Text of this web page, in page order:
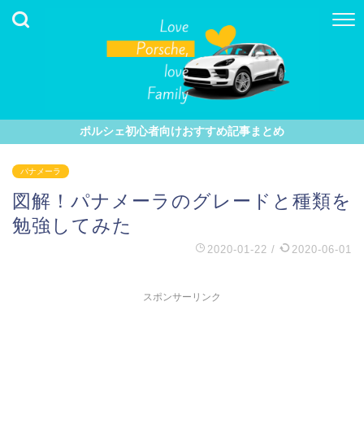
ポルシェ初心者向けおすすめ記事まとめ
パナメーラ
図解！パナメーラのグレードと種類を
勉強してみた
2020-01-22 / 2020-06-01
スポンサーリンク